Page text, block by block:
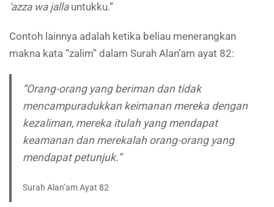
‘azza wa jallauntukku.”
Contoh lainnya adalah ketika beliau menerangkan
makna kata “zalim” dalam Surah Alan’am ayat 82:
“Orang-orang yang beriman dan tidak
mencampuradukkan keimanan mereka dengan
kezaliman, mereka itulah yang mendapat
keamanan dan merekalah orang-orang yang
mendapat petunjuk.”
Surah Alan’am Ayat 82